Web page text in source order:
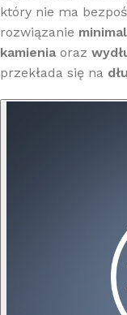
który nie ma
rozwiązanie
kamienia oraz
przekłada się na